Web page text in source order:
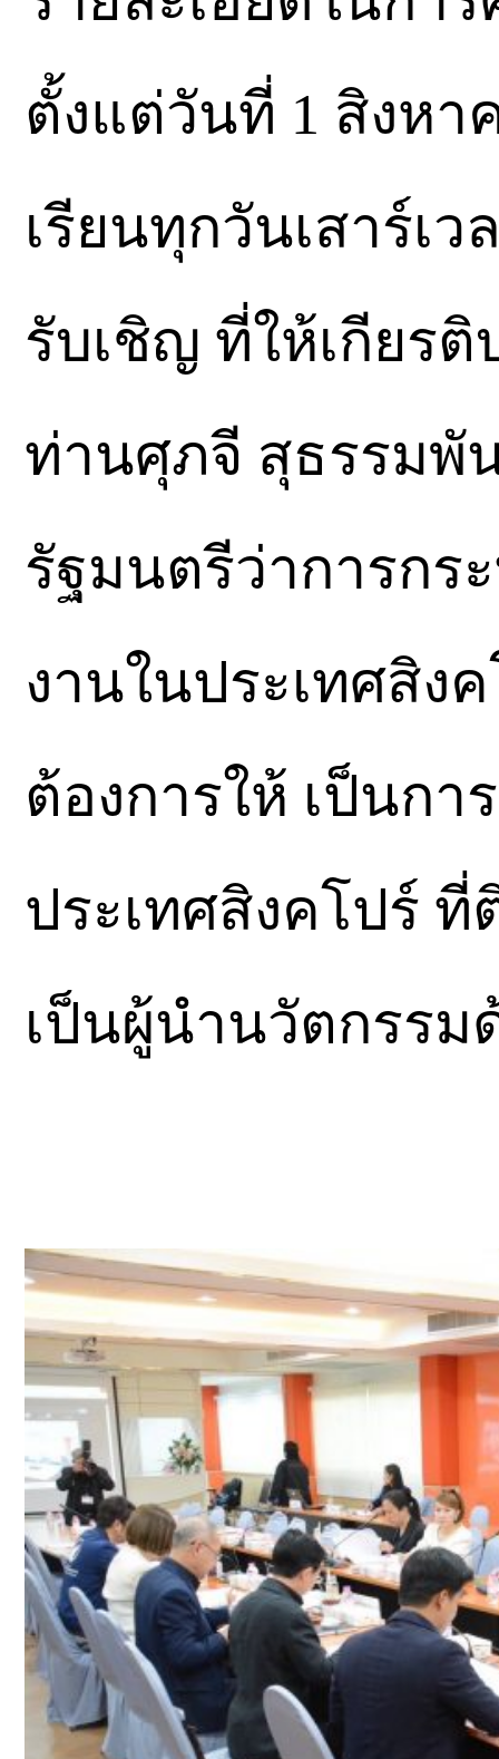
ตั้งแต่วันที่ 1 สิงหา
เรียนทุกวันเสาร์เว
รับเชิญ ที่ให้เกียร
ท่านศุภจี สุธรรมพั
รัฐมนตรีว่าการกร
งานในประเทศสิง
ต้องการให้ เป็นก
ประเทศสิงคโปร์ ที่
เป็นผู้นำนวัตกรรม